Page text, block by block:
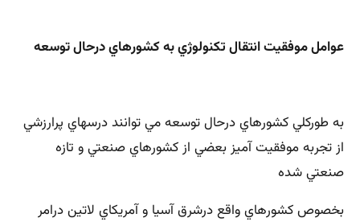
عوامل موفقيت انتقال تكنولوژي به كشورهاي درحال توسعه
به طوركلي كشورهاي درحال توسعه مي توانند درسهاي پرارزشي
از تجربه موفقيت آميز بعضي از كشورهاي صنعتي و تازه
صنعتي شده
بخصوص كشورهاي واقع درشرق آسيا و آمريكاي لاتين درامر